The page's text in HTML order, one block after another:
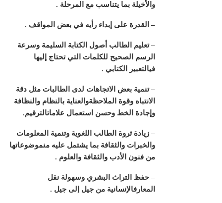
والأخيلة بما يتناسب مع المرحلة .
– القدرة على إبداء رأيه في بعض المواقف .
– تعليم الطالب أصول الكتابة السليمة وسرعة
الرسم الصحيح للكلمات التي تحتاج إليها
فيالتعبير الكتابي .
– تنمية بعض الاتجاهات لدى الطالبات مثل دقة
الانتباه وقوة الملاحظةوالعناية بالنظام والنظافة
وإجادة الخط وحسن استعمال علاماتالترقيم.
– زيادة ثروة الطالب اللغوية وتنمية المعلومات
والخبرات والثقافة بما يشتمل عليه منموضوعاتها
من فنون الأدب والثقافة والعلوم .
– حفظ التراث البشري وسهولة نقل
المعارفالإنسانية من جيل إلى جيل .